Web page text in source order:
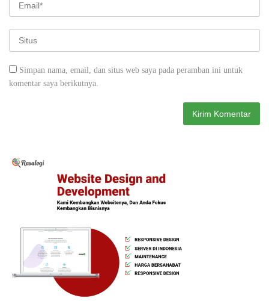
Simpan nama, email, dan situs web saya pada peramban ini untuk
komentar saya berikutnya.